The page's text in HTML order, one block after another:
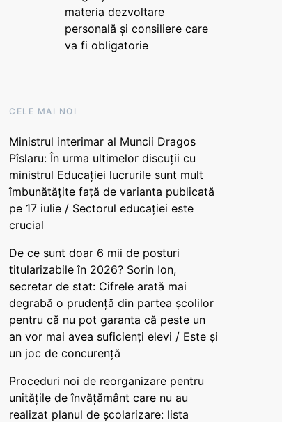
materia dezvoltare
personală și consiliere care
va fi obligatorie
CELE MAI NOI
Ministrul interimar al Muncii Dragos
Pîslaru: În urma ultimelor discuții cu
ministrul Educației lucrurile sunt mult
îmbunătățite față de varianta publicată
pe 17 iulie / Sectorul educației este
crucial
De ce sunt doar 6 mii de posturi
titularizabile în 2026? Sorin Ion,
secretar de stat: Cifrele arată mai
degrabă o prudență din partea școlilor
pentru că nu pot garanta că peste un
an vor mai avea suficienți elevi / Este și
un joc de concurență
Proceduri noi de reorganizare pentru
unitățile de învățământ care nu au
realizat planul de școlarizare: lista